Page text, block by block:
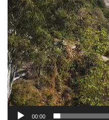
00:00